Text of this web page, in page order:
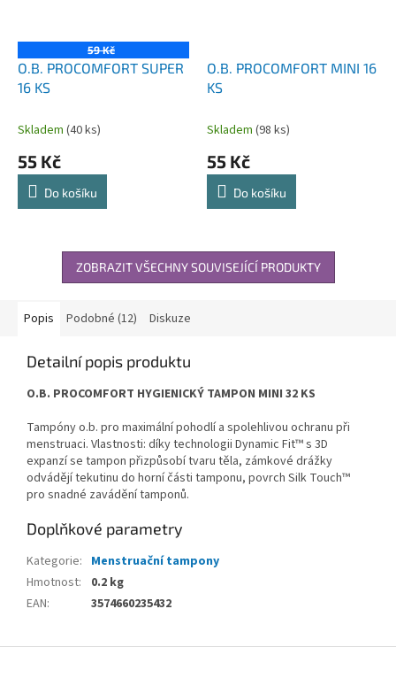
59 Kč
O.B. PROCOMFORT SUPER
16 KS
Skladem (40 ks)
55 Kč
Do košíku
O.B. PROCOMFORT MINI 16
KS
Skladem (98 ks)
55 Kč
Do košíku
ZOBRAZIT VŠECHNY SOUVISEJÍCÍ PRODUKTY
Popis Podobné (12) Diskuze
Detailní popis produktu
O.B. PROCOMFORT HYGIENICKÝ TAMPON MINI 32 KS
Tampóny o.b. pro maximální pohodlí a spolehlivou ochranu při
menstruaci. Vlastnosti: díky technologii Dynamic Fit™ s 3D
expanzí se tampon přizpůsobí tvaru těla, zámkové drážky
odvádějí tekutinu do horní části tamponu, povrch Silk Touch™
pro snadné zavádění tamponů.
Doplňkové parametry
Kategorie: Menstruační tampony
Hmotnost:
0.2 kg
EAN: 3574660235432